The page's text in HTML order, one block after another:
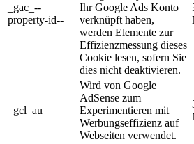
_gac_--
property-id--
Ihr Google Ads Konto
verknüpft haben,
werden Elemente zur
Effizienzmessung dieses
Cookie lesen, sofern Sie
dies nicht deaktivieren.
_gcl_au
Wird von Google
AdSense zum
Experimentieren mit
Werbungseffizienz auf
Webseiten verwendet.